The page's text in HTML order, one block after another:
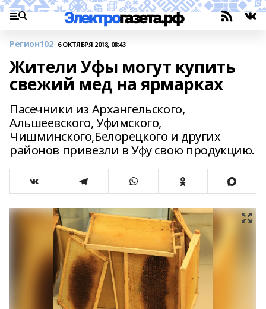
Регион102 6 ОКТЯБРЯ 2018, 08:43
Жители Уфы могут купить
свежий мед на ярмарках
Пасечники из Архангельского,
Альшеевского, Уфимского,
Чишминского,Белорецкого и других
районов привезли в Уфу свою продукцию.